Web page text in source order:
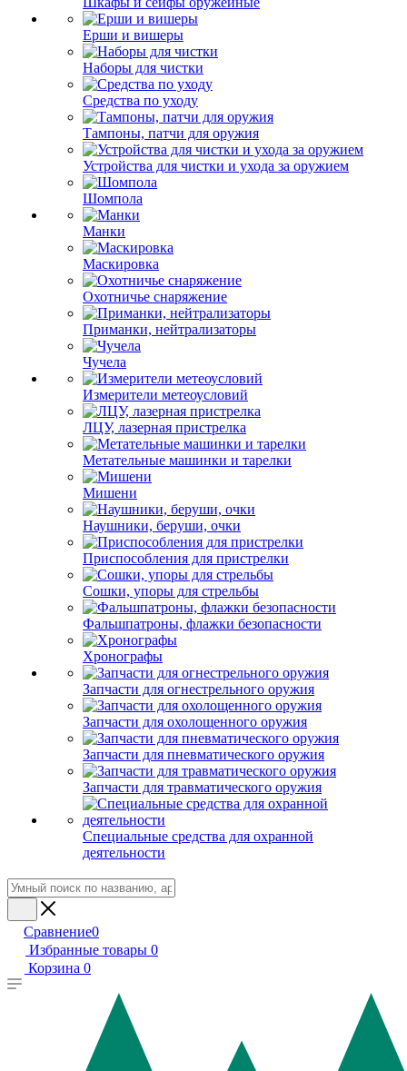
Ерши и вишеры
Наборы для чистки
Средства по уходу
Тампоны, патчи для оружия
Устройства для чистки и ухода за оружием
Шомпола
Манки
Маскировка
Охотничье снаряжение
Приманки, нейтрализаторы
Чучела
Измерители метеоусловий
ЛЦУ, лазерная пристрелка
Метательные машинки и тарелки
Мишени
Наушники, беруши, очки
Приспособления для пристрелки
Сошки, упоры для стрельбы
Фальшпатроны, флажки безопасности
Хронографы
Запчасти для огнестрельного оружия
Запчасти для охолощенного оружия
Запчасти для пневматического оружия
Запчасти для травматического оружия
Специальные средства для охранной
деятельности
Сравнение0
Избранные товары 0
Корзина 0